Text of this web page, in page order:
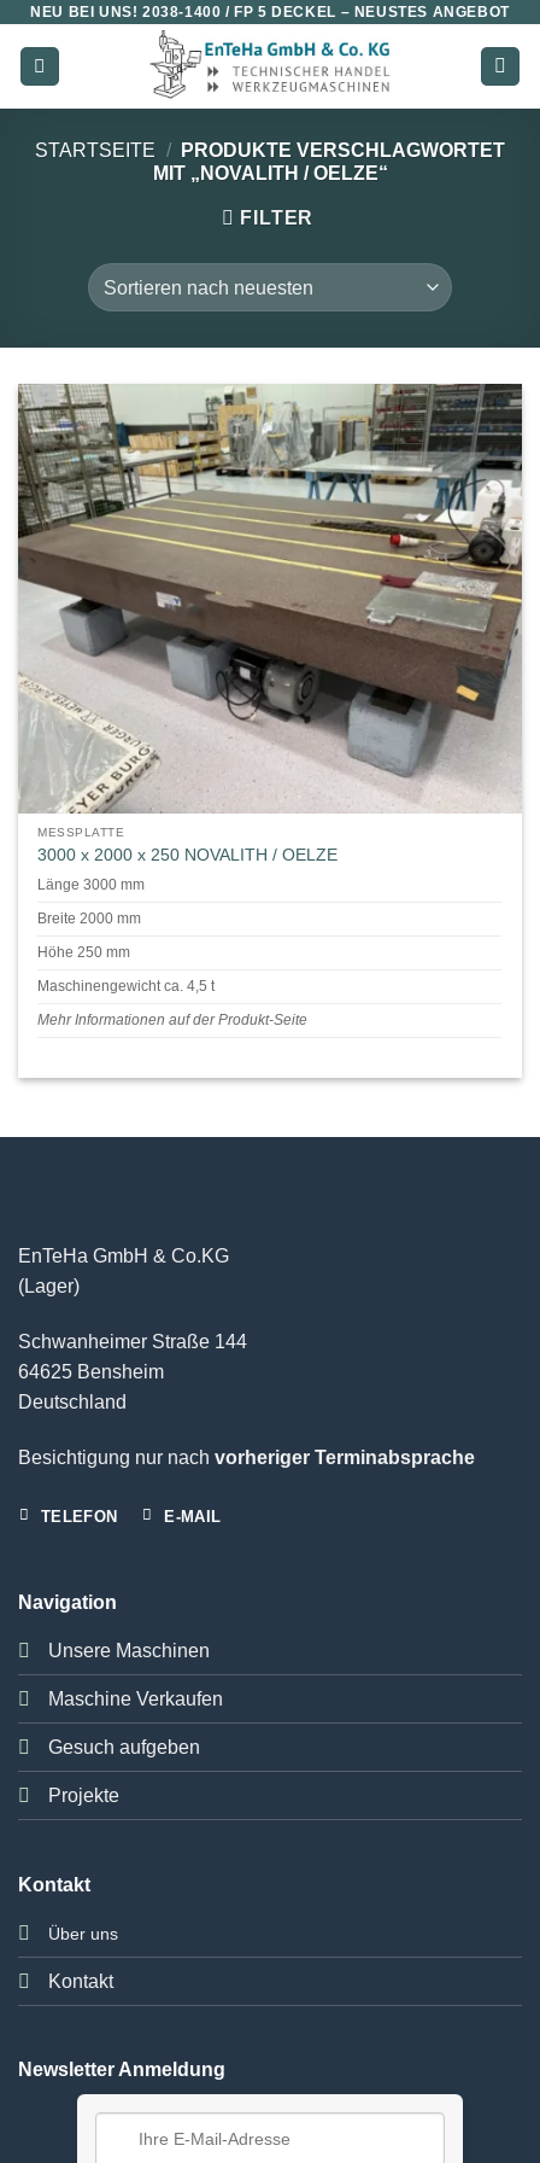
Zum
Inhalt
springen
NEU BEI UNS!2038-1400 / FP 5 DECKEL – NEUSTES ANGEBOT
STARTSEITE /
PRODUKTE VERSCHLAGWORTET
MIT „NOVALITH / OELZE“
FILTER
MESSPLATTE
3000 x 2000 x 250 NOVALITH / OELZE
Länge 3000 mm
Breite 2000 mm
Höhe 250 mm
Maschinengewicht ca. 4,5 t
Mehr Informationen auf der Produkt-Seite
EnTeHa GmbH & Co.KG
(Lager)
Schwanheimer Straße 144
64625 Bensheim
Deutschland
Besichtigung nur nach vorheriger Terminabsprache
TELEFON E-MAIL
Navigation
Unsere Maschinen
Maschine Verkaufen
Gesuch aufgeben
Projekte
Kontakt
Über uns
Kontakt
Newsletter Anmeldung